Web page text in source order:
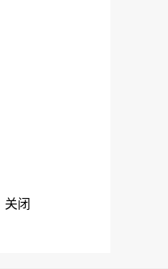
关闭